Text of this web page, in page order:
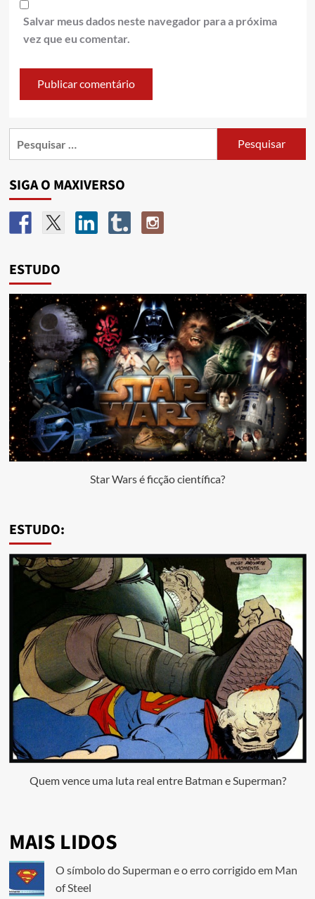
Salvar meus dados neste navegador para a próxima
vez que eu comentar.
SIGA O MAXIVERSO
ESTUDO
Star Wars é ficção científica?
ESTUDO:
Quem vence uma luta real entre Batman e Superman?
MAIS LIDOS
O símbolo do Superman e o erro corrigido em Man
of Steel